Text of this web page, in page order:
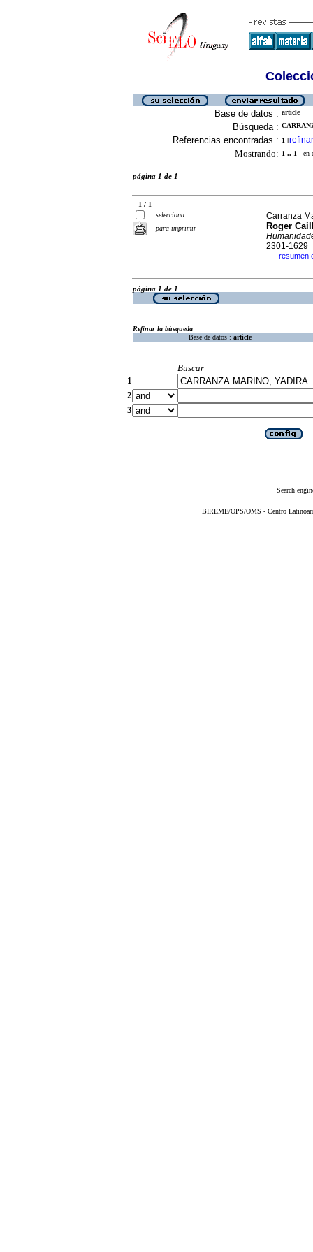
Base de datos : article
Búsqueda :
Referencias encontradas : 1 [refinar
Mostrando: 1 .. 1 en
página 1 de 1
1 / 1
selecciona
para imprimir
Carranza
Roger
2301-1629
· resumen
página 1 de 1
Refinar la búsqueda
Base de datos : article
Buscar
1
2
3
Search
BIREME/OPS/OMS - Centro